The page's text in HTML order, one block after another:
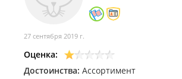
27 сентября 2019 г.
Оценка:
Достоинства: Ассортимент